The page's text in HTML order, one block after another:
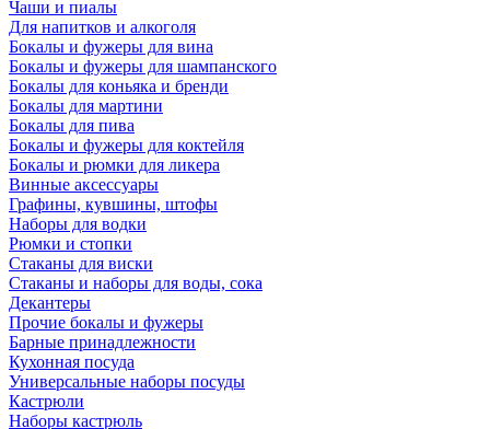
Чаши и пиалы
Для напитков и алкоголя
Бокалы и фужеры для вина
Бокалы и фужеры для шампанского
Бокалы для коньяка и бренди
Бокалы для мартини
Бокалы для пива
Бокалы и фужеры для коктейля
Бокалы и рюмки для ликера
Винные аксессуары
Графины, кувшины, штофы
Наборы для водки
Рюмки и стопки
Стаканы для виски
Стаканы и наборы для воды, сока
Декантеры
Прочие бокалы и фужеры
Барные принадлежности
Кухонная посуда
Универсальные наборы посуды
Кастрюли
Наборы кастрюль